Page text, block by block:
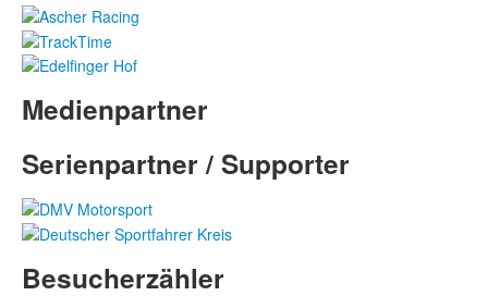
Medienpartner
Serienpartner / Supporter
Besucherzähler